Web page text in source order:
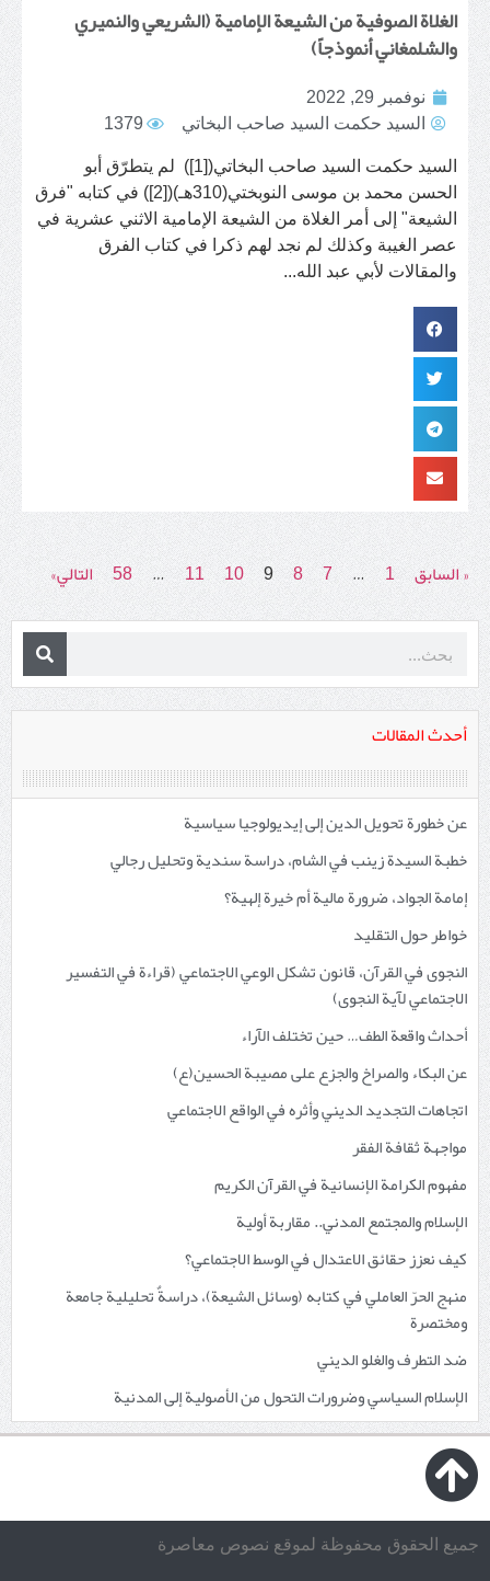
أحدث المقالات
عن خطورة تحويل الدين إلى إيديولوجيا سياسية
خطبة السيدة زينب في الشام، دراسة سندية وتحليل رجالي
إمامة الجواد، ضرورة مالية أم خيرة إلهية؟
خواطر حول التقليد
النجوى في القرآن، قانون تشكل الوعي الاجتماعي (قراءة في التفسير
الاجتماعي لآية النجوى)
أحداث واقعة الطف… حين تختلف الآراء
عن البكاء والصراخ والجزع على مصيبة الحسين(ع)
اتجاهات التجديد الديني وأثره في الواقع الاجتماعي
مواجهة ثقافة الفقر
مفهوم الكرامة الإنسانية في القرآن الكريم
الإسلام والمجتمع المدني.. مقاربة أولية
كيف نعزز حقائق الاعتدال في الوسط الاجتماعي؟
منهج الحرّ العاملي في كتابه (وسائل الشيعة)، دراسةٌ تحليلية جامعة
ومختصرة
ضد التطرف والغلو الديني
الإسلام السياسي وضرورات التحول من الأصولية إلى المدنية
الغلاة الصوفية من الشيعة الإمامية (الشريعي والنميري
والشلمغاني أنموذجاً)
نوفمبر 29, 2022
السيد حكمت السيد صاحب البخاتي
1379
السيد حكمت السيد صاحب البخاتي([1]) لم يتطرّق أبو
الحسن محمد بن موسى النوبختي(310هـ)([2]) في كتابه "فرق
الشيعة" إلى أمر الغلاة من الشيعة الإمامية الاثني عشرية في
عصر الغيبة وكذلك لم نجد لهم ذكرا في كتاب الفرق
والمقالات لأبي عبد الله...
« السابق 1
…
7
8
9
10
11
…
58 التالي»
جميع الحقوق محفوظة لموقع نصوص معاصرة